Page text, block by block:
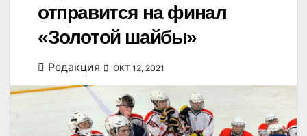
отправится на финал
«Золотой шайбы»
Редакция ОКТ 12, 2021